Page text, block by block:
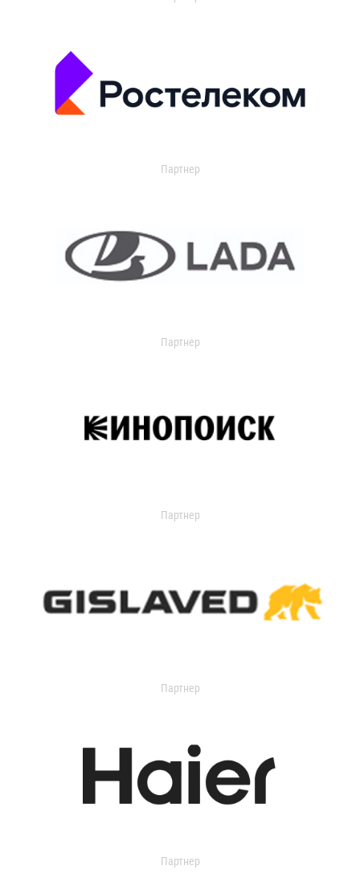
Партнер
Партнер
Партнер
Партнер
Партнер